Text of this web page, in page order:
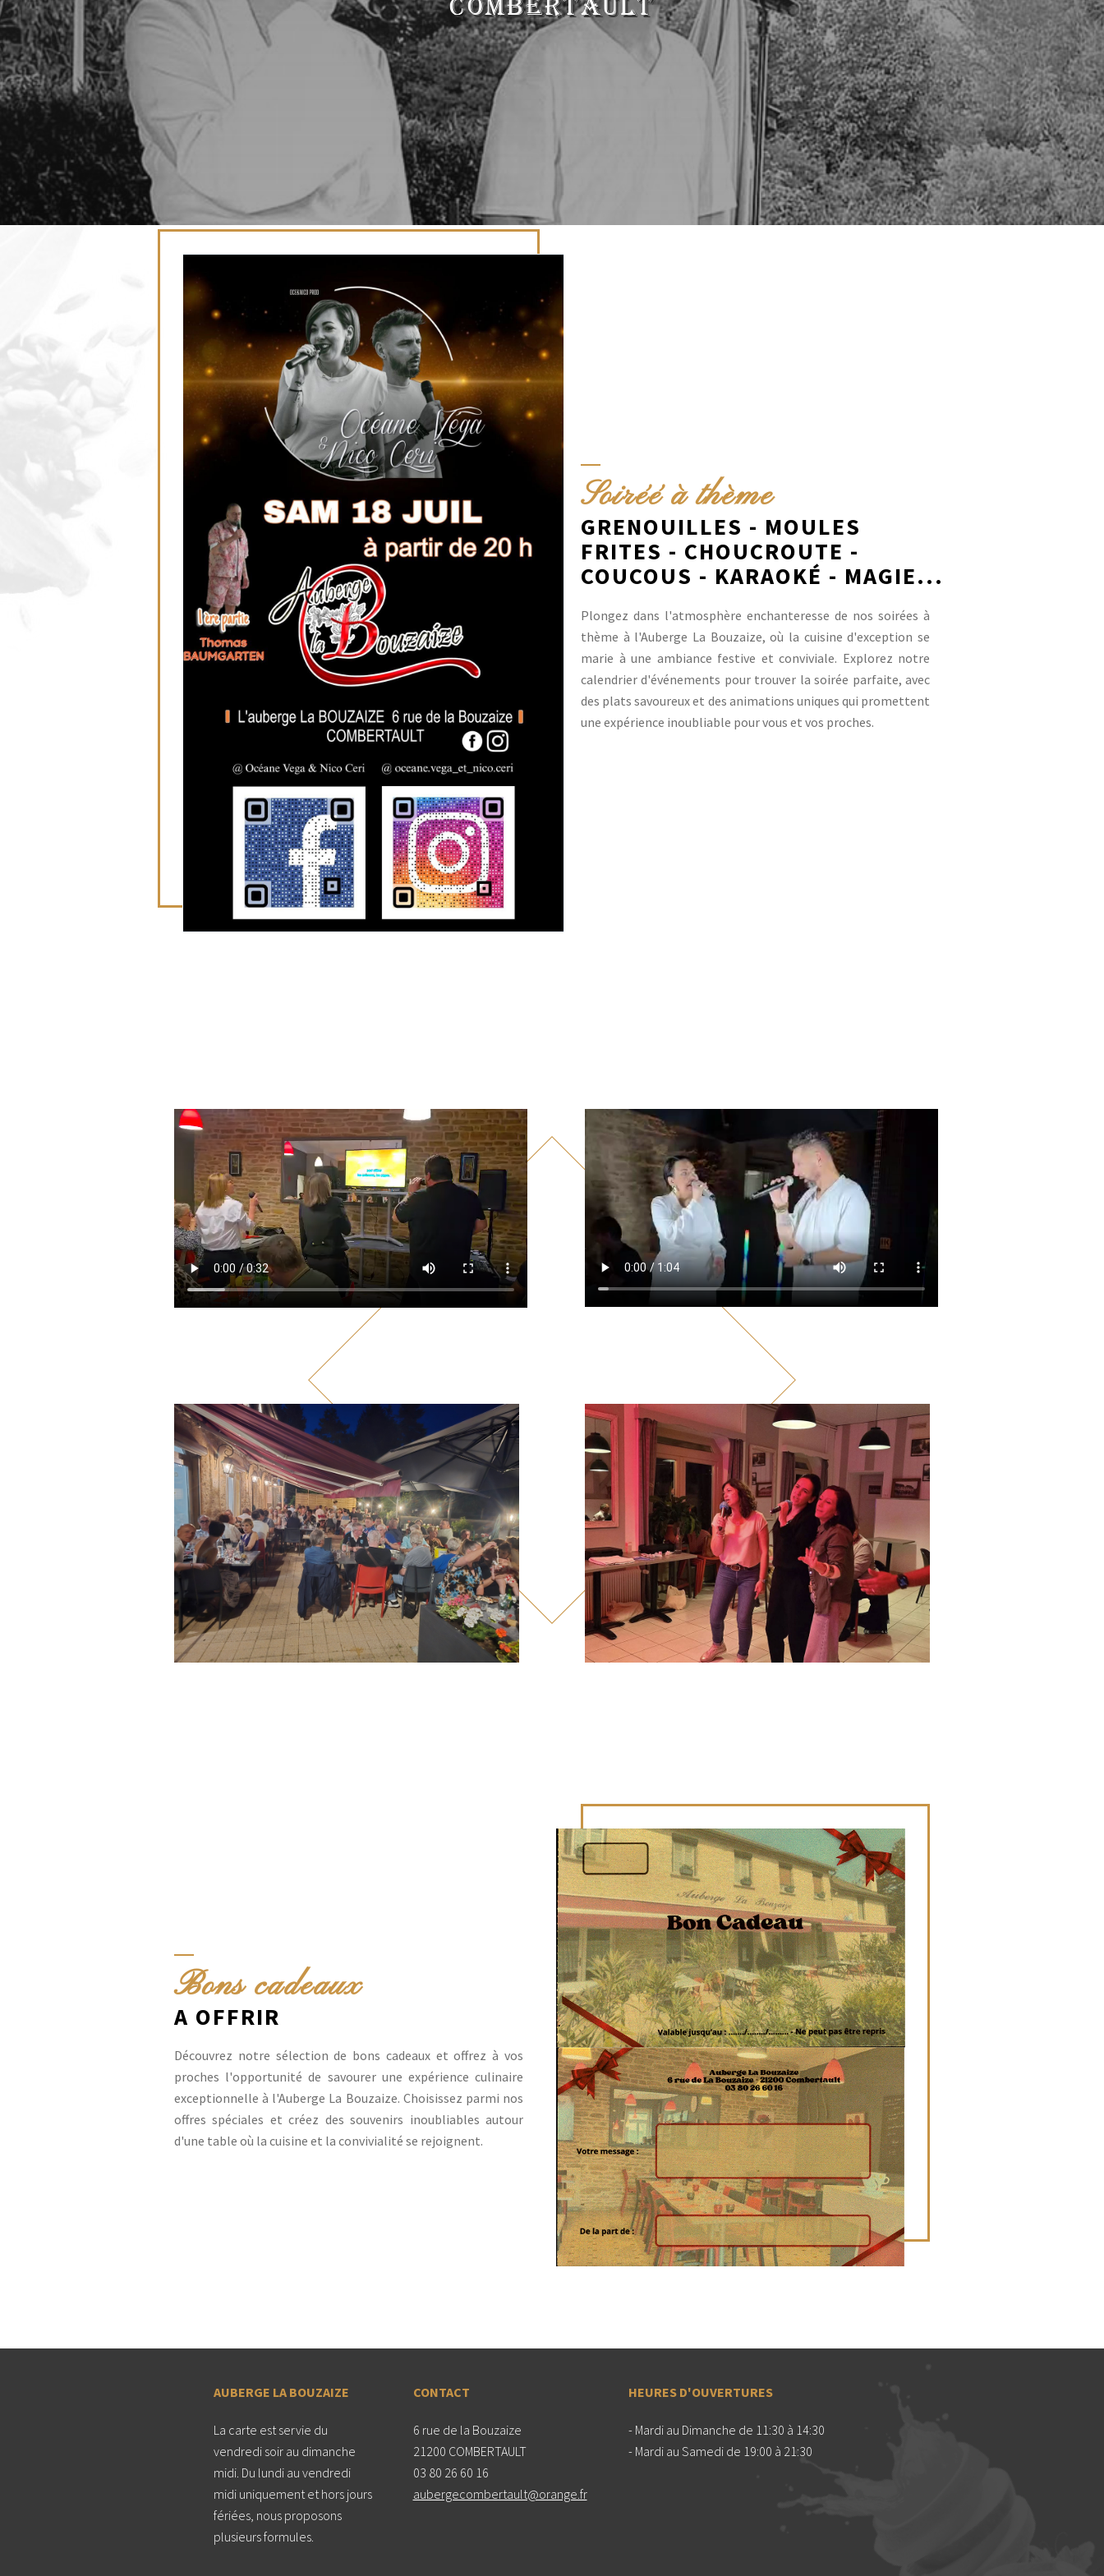
COMBERTAULT
Soiréé à thème
GRENOUILLES - MOULES
FRITES - CHOUCROUTE -
COUCOUS - KARAOKÉ - MAGIE...
Plongez dans l'atmosphère enchanteresse de nos soirées à
thème à l'Auberge La Bouzaize, où la cuisine d'exception se
marie à une ambiance festive et conviviale. Explorez notre
calendrier d'événements pour trouver la soirée parfaite, avec
des plats savoureux et des animations uniques qui promettent
une expérience inoubliable pour vous et vos proches.
Bons cadeaux
A OFFRIR
Découvrez notre sélection de bons cadeaux et offrez à vos
proches l'opportunité de savourer une expérience culinaire
exceptionnelle à l'Auberge La Bouzaize. Choisissez parmi nos
offres spéciales et créez des souvenirs inoubliables autour
d'une table où la cuisine et la convivialité se rejoignent.
AUBERGE LA BOUZAIZE
La carte est servie du
vendredi soir au dimanche
midi. Du lundi au vendredi
midi uniquement et hors jours
fériées, nous proposons
plusieurs formules.
CONTACT
6 rue de la Bouzaize
21200 COMBERTAULT
03 80 26 60 16
aubergecombertault@orange.fr
HEURES D'OUVERTURES
Mardi au Dimanche de 11:30 à 14:30
Mardi au Samedi de 19:00 à 21:30